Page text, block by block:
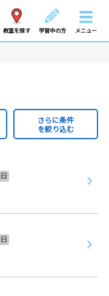
教室を探す 学習中の方 メニュー
さらに条件
を絞り込む
日
日